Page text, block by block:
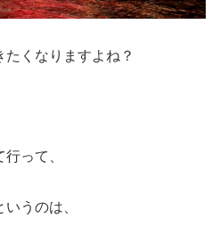
くなりますよね？
って、
うのは、